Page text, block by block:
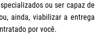
ou ser capaz de
ainda, viabilizar a entrega
por você.